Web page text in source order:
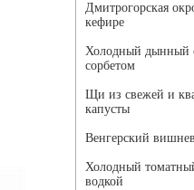
Дмитрогорская
кефире
Холодный дынный
сорбетом
Щи из свежей и
капусты
Венгерский
Холодный
водкой